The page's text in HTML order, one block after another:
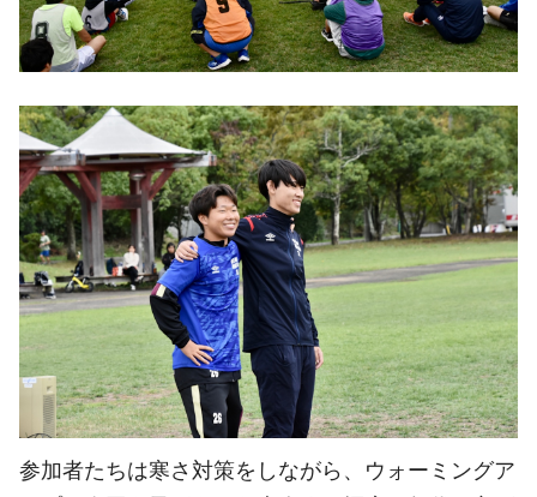
参加者たちは寒さ対策をしながら、ウォーミングア